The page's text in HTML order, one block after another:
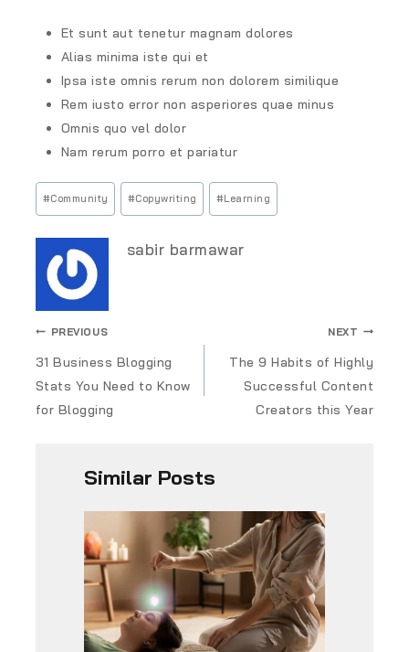
Et sunt aut tenetur magnam dolores
Alias minima iste qui et
Ipsa iste omnis rerum non dolorem similique
Rem iusto error non asperiores quae minus
Omnis quo vel dolor
Nam rerum porro et pariatur
#Community #Copywriting #Learning
sabir barmawar
PREVIOUS
31 Business Blogging
Stats You Need to Know
for Blogging
NEXT
The 9 Habits of Highly
Successful Content
Creators this Year
Similar Posts